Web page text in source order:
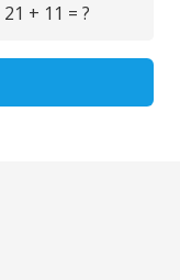
21 + 11 = ?